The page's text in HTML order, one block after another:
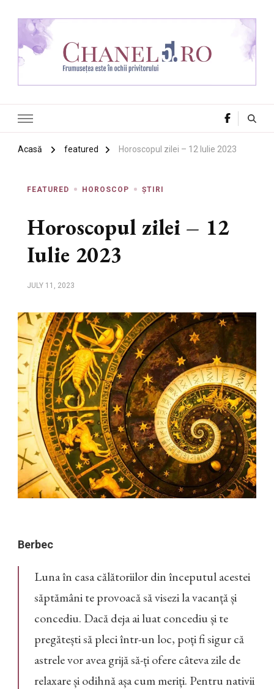
Acasă featured Horoscopul zilei – 12 Iulie 2023
FEATURED HOROSCOP ȘTIRI
Horoscopul zilei – 12
Iulie 2023
JULY 11, 2023
Berbec
Luna în casa călătoriilor din începutul acestei
săptămâni te provoacă să visezi la vacanță și
concediu. Dacă deja ai luat concediu și te
pregătești să pleci într-un loc, poți fi sigur că
astrele vor avea grijă să-ți ofere câteva zile de
relaxare și odihnă așa cum meriți. Pentru nativii